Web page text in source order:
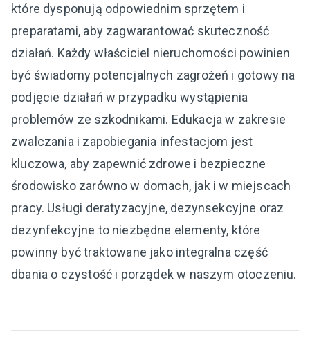
które dysponują odpowiednim sprzętem i
preparatami, aby zagwarantować skuteczność
działań. Każdy właściciel nieruchomości powinien
być świadomy potencjalnych zagrożeń i gotowy na
podjęcie działań w przypadku wystąpienia
problemów ze szkodnikami. Edukacja w zakresie
zwalczania i zapobiegania infestacjom jest
kluczowa, aby zapewnić zdrowe i bezpieczne
środowisko zarówno w domach, jak i w miejscach
pracy. Usługi deratyzacyjne, dezynsekcyjne oraz
dezynfekcyjne to niezbędne elementy, które
powinny być traktowane jako integralna część
dbania o czystość i porządek w naszym otoczeniu.